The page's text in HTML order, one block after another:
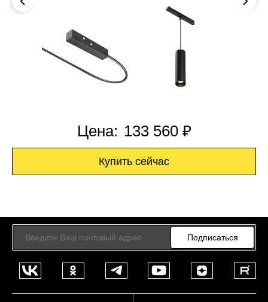
Цена: 133 560 ₽
Купить сейчас
Подписаться